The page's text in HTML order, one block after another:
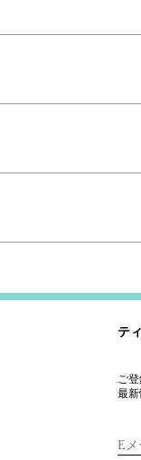
テ
ご
最新
Eメ